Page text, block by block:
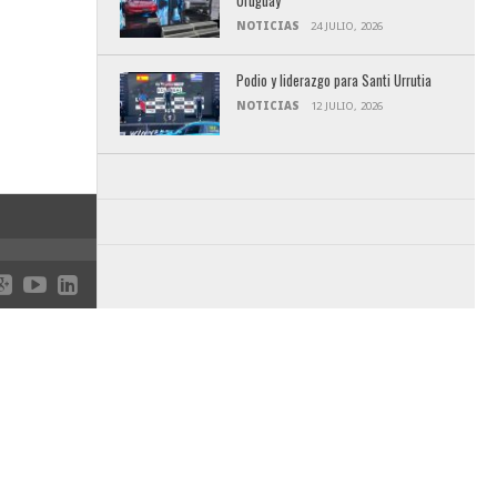
NOTICIAS 24 JULIO, 2026
Podio y liderazgo para Santi Urrutia
NOTICIAS 12 JULIO, 2026